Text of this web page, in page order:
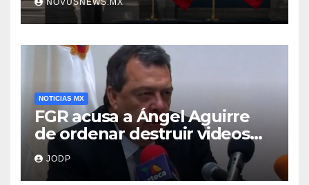
NOTICIAS MX
FGR acusa a Ángel Aguirre
de ordenar destruir videos
clave del caso Ayotzinapa
JODP